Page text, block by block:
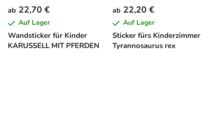
Wandsticker für Kinder
KARUSSELL MIT PFERDEN
ab 22,70 €
Auf Lager
Sticker fürs Kinderzimmer
Tyrannosaurus rex
ab 22,20 €
Auf Lager